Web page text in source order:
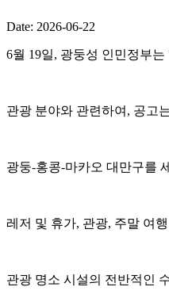
Date: 2026-06-22
6월 19일, 광둥성 인민정부
관광 분야와 관련하여, 공고
광둥-홍콩-마카오 대만구를
레저 및 휴가, 관광, 주말 여
관광 명소 시설의 전반적인